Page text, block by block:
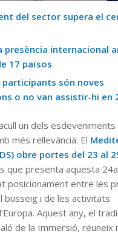
del sector supera el
presència internacional
17 països
participants són noves
o no van assistir-hi en
un dels esdeveniments
més rellevància. El
obre portes del 23 al
que presenta aquesta
posicionament entre les
busseig i de les activitats
Aquest any, el
de la Immersió, reuneix